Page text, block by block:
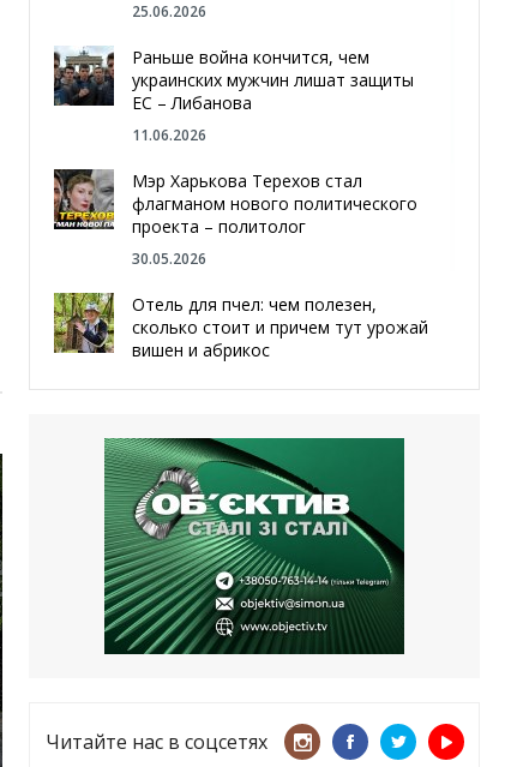
25.06.2026
Раньше война кончится, чем
украинских мужчин лишат защиты
ЕС – Либанова
11.06.2026
Мэр Харькова Терехов стал
флагманом нового политического
проекта – политолог
30.05.2026
Отель для пчел: чем полезен,
сколько стоит и причем тут урожай
вишен и абрикос
Чугуева, города, который устоял,
несмотря ни на что
21.05.2026
«ТЦК нарушает закон? Пусть
платят!» Как благодаря штрафу
женщину сняли с учета
15.05.2026
Читайте нас в соцсетях